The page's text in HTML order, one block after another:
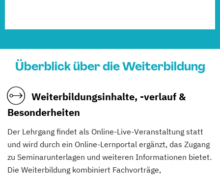
Überblick über die Weiterbildung
Weiterbildungsinhalte, -verlauf &
Besonderheiten
Der Lehrgang findet als Online-Live-Veranstaltung statt
und wird durch ein Online-Lernportal ergänzt, das Zugang
zu Seminarunterlagen und weiteren Informationen bietet.
Die Weiterbildung kombiniert Fachvorträge,